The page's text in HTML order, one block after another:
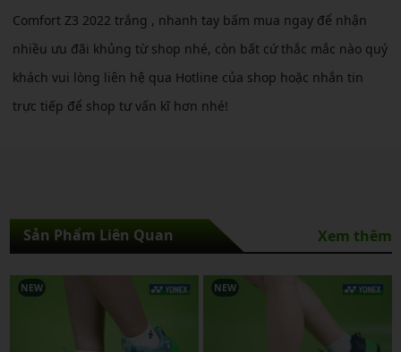
Comfort Z3 2022 trắng , nhanh tay bấm mua ngay để nhận
nhiều ưu đãi khủng từ shop nhé, còn bất cứ thắc mắc nào quý
khách vui lòng liên hệ qua Hotline của shop hoặc nhắn tin
trực tiếp để shop tư vấn kĩ hơn nhé!
Sản Phẩm Liên Quan Xem thêm
NEW NEW